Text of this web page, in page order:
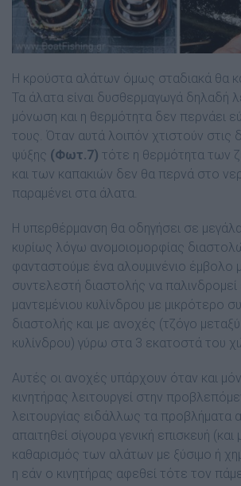
Η κρούστα αλάτων όµως σταδιακά θα
Τα άλατα είναι δυσθερµαγωγά δηλαδή
µόνωση και η θερµότητα δεν περνάει
τους. Όταν αυτά λοιπόν χτιστούν στις
ψύξης (Φωτ.7) τότε η θερµότητα των
και των καπακιών δεν θα περνά στο
παραµένει στα άλατα.
Η υπερθέρµανση θα οδηγήσει σε
κυρίως λόγω ανοµοιοµορφίας
φανταστούµε ένα αλουµινένιο έµβολο
συντελεστή διαστολής να
µαντεµένιου κυλίνδρου µε µικρότερο
διαστολής και µε ανοχές (τζόγο
κυλίνδρου) γύρω στα 3 εκατοστά του
Αυτές οι ανοχές υπάρχουν όταν και
κινητήρας λειτουργεί στην
λειτουργίας ειδάλλως τα προβλήµατα
απαιτηθεί σίγουρα γενική επισκευή (και
καθαρισµός των αλάτων µε ξύσιµο ή
η εάν ο κινητήρας αφεθεί τότε τον